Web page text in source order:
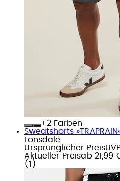
+
Farben
Sweatshorts
Lonsdale
Ursprünglicher Preis
Aktueller Preisab 21,99
( 1 )